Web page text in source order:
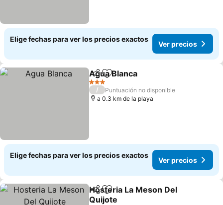
Elige fechas para ver los precios exactos
Ver precios
CompartirAgregar a favoritos
Agua Blanca
3 Estrellas
/
Puntuación no disponible
a 0.3 km de la playa
Elige fechas para ver los precios exactos
Ver precios
CompartirAgregar a favoritos
Hosteria La Meson Del
Quijote